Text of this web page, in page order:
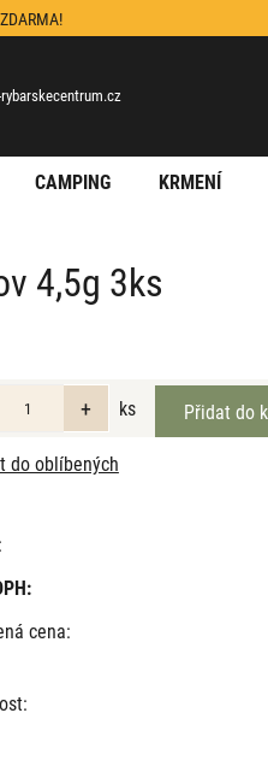
CAMPING KRMENÍ
4,5g 3ks
ks
do oblíbených
cena: